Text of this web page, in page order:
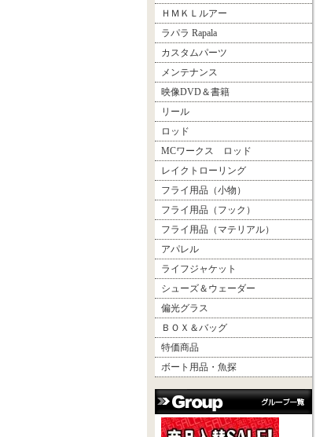
ＨＭＫＬルアー
ラパラ Rapala
カスタムパーツ
メンテナンス
映像DVD＆書籍
リール
ロッド
MCワークス ロッド
レイクトローリング
フライ用品（小物）
フライ用品（フック）
フライ用品（マテリアル）
アパレル
ライフジャケット
シューズ＆ウェーダー
偏光グラス
ＢＯＸ＆バッグ
特価商品
ボート用品・魚探